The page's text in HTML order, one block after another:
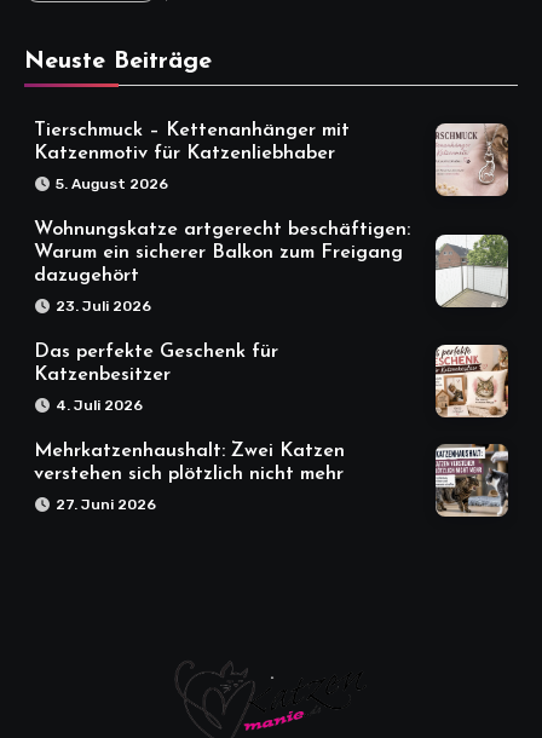
Neuste Beiträge
Tierschmuck – Kettenanhänger mit
Katzenmotiv für Katzenliebhaber
5. August 2026
Wohnungskatze artgerecht beschäftigen:
Warum ein sicherer Balkon zum Freigang
dazugehört
23. Juli 2026
Das perfekte Geschenk für
Katzenbesitzer
4. Juli 2026
Mehrkatzenhaushalt: Zwei Katzen
verstehen sich plötzlich nicht mehr
27. Juni 2026